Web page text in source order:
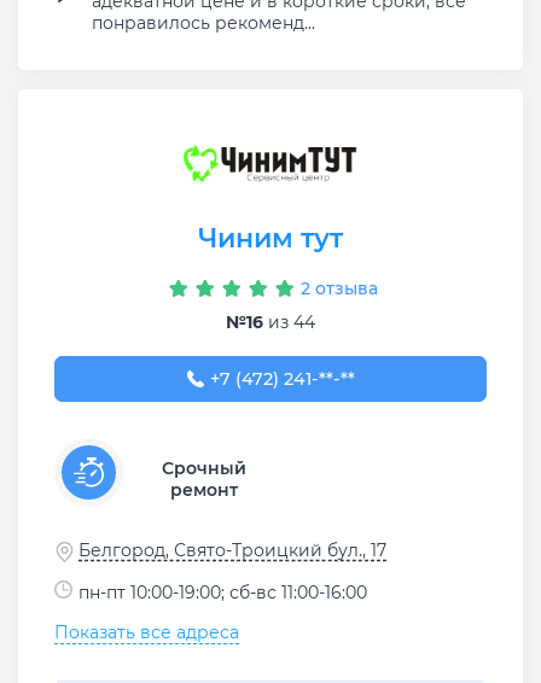
понравилось рекоменд...
Чиним тут
2 отзыва
№16 из 44
+7 (472) 241-84-84
+7 (472) 241-**-**
Срочный
ремонт
Белгород, Свято-Троицкий бул., 17
пн-пт 10:00-19:00; сб-вс 11:00-16:00
Показать все адреса